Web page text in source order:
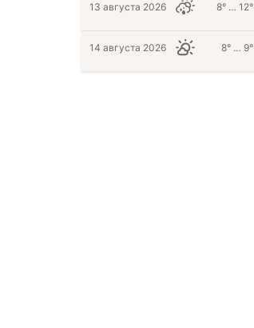
13 августа 2026 8° … 12°
14 августа 2026 8° … 9°